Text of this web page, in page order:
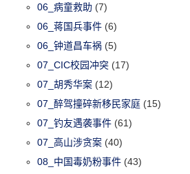
06_病童救助 (7)
06_蒋国兵事件 (6)
06_钟道昌车祸 (5)
07_CIC校园冲突 (17)
07_胡秀华案 (12)
07_醉驾撞碎新移民家庭 (15)
07_钓友遇袭事件 (61)
07_高山涉贪案 (40)
08_中国毒奶粉事件 (43)